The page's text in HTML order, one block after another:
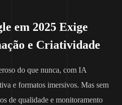
em 2025 Exige
e Criatividade
do que nunca, com IA
e formatos imersivos. Mas sem
de qualidade e monitoramento